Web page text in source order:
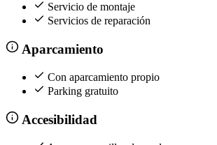
Servicio de montaje
Servicios de reparación
Aparcamiento
Con aparcamiento propio
Parking gratuito
Accesibilidad